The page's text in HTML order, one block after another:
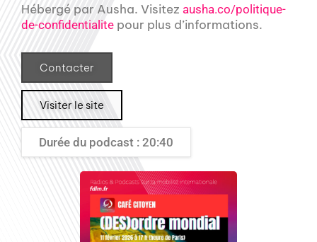
Hébergé par Ausha. Visitez ausha.co/politique-
de-confidentialite pour plus d’informations.
Contacter
Visiter le site
Durée du podcast : 20:40